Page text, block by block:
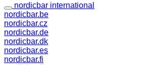
nordicbar international
nordicbar.be
nordicbar.cz
nordicbar.de
nordicbar.dk
nordicbar.es
nordicbar.fi